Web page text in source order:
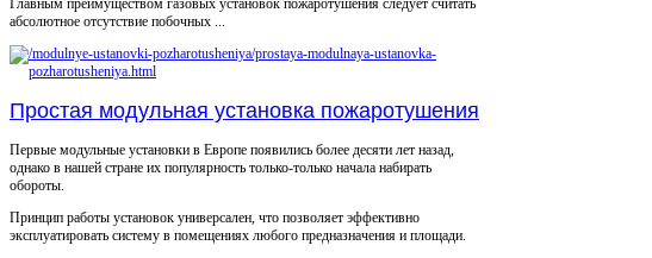
Главным преимуществом газовых установок пожаротушения следует считать
абсолютное отсутствие побочных ...
Простая модульная установка пожаротушения
Первые модульные установки в Европе появились более десяти лет назад,
однако в нашей стране их популярность только-только начала набирать
обороты.
Принцип работы установок универсален, что позволяет эффективно
эксплуатировать систему в помещениях любого предназначения и площади.